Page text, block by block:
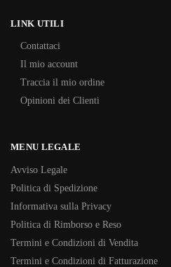
LINK UTILI
Contattaci
Il mio account
Traccia il mio ordine
Opinioni dei Clienti
MENU LEGALE
Avviso Legale
Politica di Spedizione
Informativa sulla Privacy
Politica di Rimborso e Reso
Termini e Condizioni di Vendita
Termini e Condizioni di Fatturazione